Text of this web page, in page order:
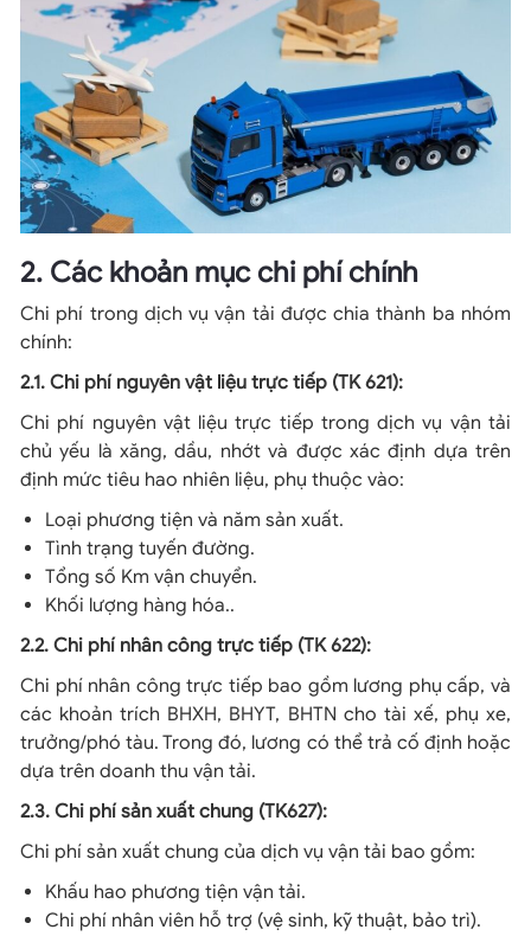
2. Các khoản mục chi phí chính
Chi phí trong dịch vụ vận tải được chia thành ba nhóm
chính:
2.1. Chi phí nguyên vật liệu trực tiếp (TK 621):
Chi phí nguyên vật liệu trực tiếp trong dịch vụ vận tải
chủ yếu là xăng, dầu, nhớt và được xác định dựa trên
định mức tiêu hao nhiên liệu, phụ thuộc vào:
Loại phương tiện và năm sản xuất.
Tình trạng tuyến đường.
Tổng số Km vận chuyển.
Khối lượng hàng hóa..
2.2. Chi phí nhân công trực tiếp (TK 622):
Chi phí nhân công trực tiếp bao gồm lương phụ cấp, và
các khoản trích BHXH, BHYT, BHTN cho tài xế, phụ xe,
trưởng/phó tàu. Trong đó, lương có thể trả cố định hoặc
dựa trên doanh thu vận tải.
2.3. Chi phí sản xuất chung (TK627):
Chi phí sản xuất chung của dịch vụ vận tải bao gồm:
Khấu hao phương tiện vận tải.
Chi phí nhân viên hỗ trợ (vệ sinh, kỹ thuật, bảo trì).